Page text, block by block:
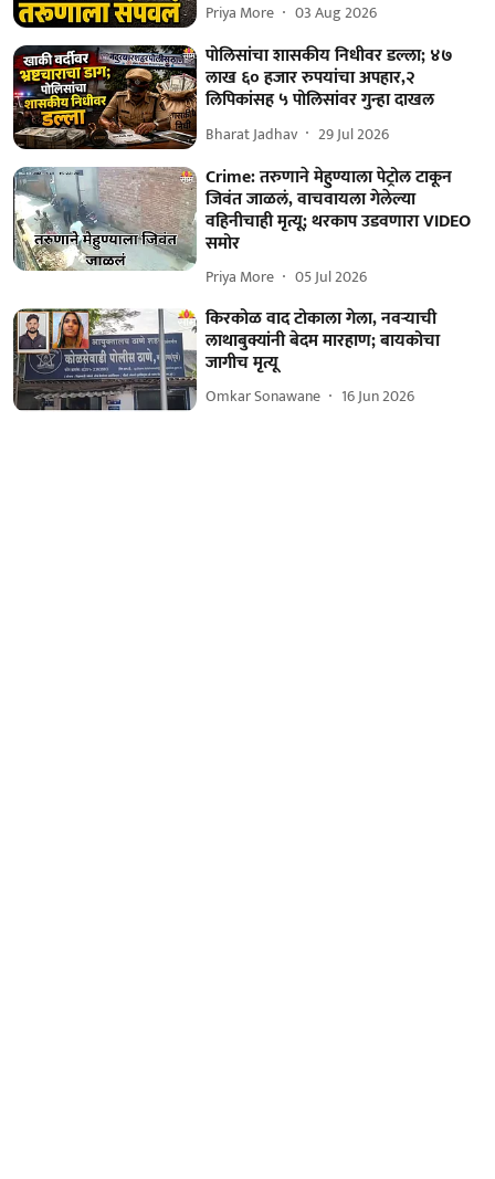
Priya More 03 Aug 2026
पोलिसांचा शासकीय निधीवर डल्ला; ४७
लाख ६० हजार रुपयांचा अपहार,२
लिपिकांसह ५ पोलिसांवर गुन्हा दाखल
Bharat Jadhav 29 Jul 2026
Crime: तरुणाने मेहुण्याला पेट्रोल टाकून
जिवंत जाळलं, वाचवायला गेलेल्या
वहिनीचाही मृत्यू; थरकाप उडवणारा VIDEO
समोर
Priya More 05 Jul 2026
किरकोळ वाद टोकाला गेला, नवऱ्याची
लाथाबुक्यांनी बेदम मारहाण; बायकोचा
जागीच मृत्यू
Omkar Sonawane 16 Jun 2026